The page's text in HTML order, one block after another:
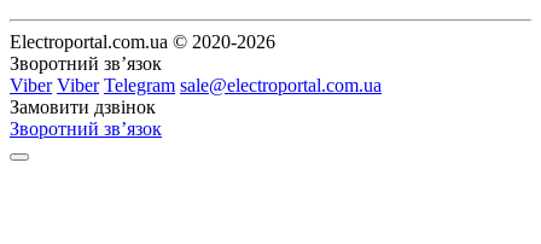
Electroportal.com.ua © 2020-2026
Зворотний зв’язок
Viber Viber Telegram sale@electroportal.com.ua
Замовити дзвінок
Зворотний зв’язок